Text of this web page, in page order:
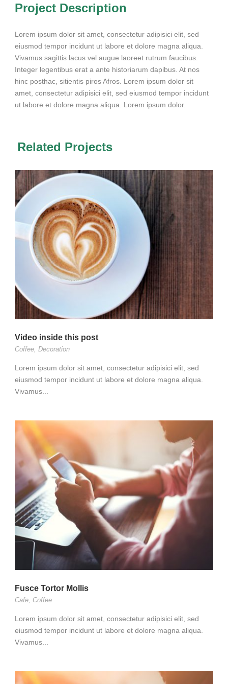
Project Description
Lorem ipsum dolor sit amet, consectetur adipisici elit, sed
eiusmod tempor incidunt ut labore et dolore magna aliqua.
Vivamus sagittis lacus vel augue laoreet rutrum faucibus.
Integer legentibus erat a ante historiarum dapibus. At nos
hinc posthac, sitientis piros Afros. Lorem ipsum dolor sit
amet, consectetur adipisici elit, sed eiusmod tempor incidunt
ut labore et dolore magna aliqua. Lorem ipsum dolor.
Related Projects
Video inside this post
Coffee, Decoration
Lorem ipsum dolor sit amet, consectetur adipisici elit, sed
eiusmod tempor incidunt ut labore et dolore magna aliqua.
Vivamus...
Fusce Tortor Mollis
Cafe Coffee
Lorem ipsum dolor sit amet, consectetur adipisici elit, sed
eiusmod tempor incidunt ut labore et dolore magna aliqua.
Vivamus...